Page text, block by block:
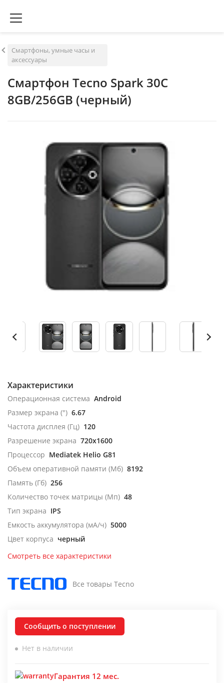
Смартфоны, умные часы и
аксессуары
Смартфон Tecno Spark 30C
8GB/256GB (черный)
Характеристики
Операционная система Android
Размер экрана (") 6.67
Частота дисплея (Гц) 120
Разрешение экрана 720x1600
Процессор Mediatek Helio G81
Объем оперативной памяти (Мб) 8192
Память (Гб) 256
Количество точек матрицы (Мп) 48
Тип экрана IPS
Емкость аккумулятора (мА/ч) 5000
Цвет корпуса черный
Смотреть все характеристики
Все товары Tecno
Сообщить о поступлении
Нет в наличии
Гарантия 12 мес.